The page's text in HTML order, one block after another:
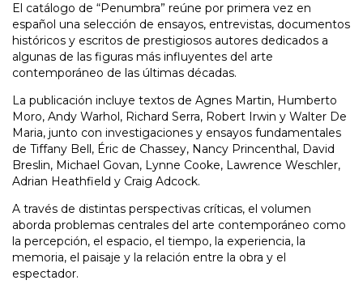
El catálogo de “Penumbra” reúne por primera vez en
español una selección de ensayos, entrevistas, documentos
históricos y escritos de prestigiosos autores dedicados a
algunas de las figuras más influyentes del arte
contemporáneo de las últimas décadas.
La publicación incluye textos de Agnes Martin, Humberto
Moro, Andy Warhol, Richard Serra, Robert Irwin y Walter De
Maria, junto con investigaciones y ensayos fundamentales
de Tiffany Bell, Éric de Chassey, Nancy Princenthal, David
Breslin, Michael Govan, Lynne Cooke, Lawrence Weschler,
Adrian Heathfield y Craig Adcock.
A través de distintas perspectivas críticas, el volumen
aborda problemas centrales del arte contemporáneo como
la percepción, el espacio, el tiempo, la experiencia, la
memoria, el paisaje y la relación entre la obra y el
espectador.